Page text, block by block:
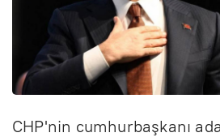
CHP'nin cumhurbaşkanı